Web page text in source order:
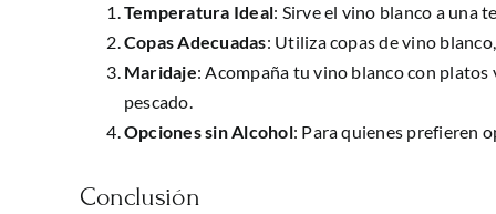
Temperatura Ideal: Sirve el vino blanco a una
Copas Adecuadas: Utiliza copas de vino
Maridaje: Acompaña tu vino blanco con platos
pescado.
Opciones sin Alcohol: Para quienes prefieren
Conclusión